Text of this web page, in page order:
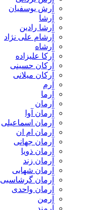
آرش یوسفیان
آرشا
آرشا رادین
آرشام علی نژاد
آرشاه
آرکا علیزاده
آرکان حسینی
آرکان میلانی
آرم
آرما
آرمان
آرمان آوا
آرمان اسماعیلی
آرمان ام ان
آرمان جهانی
آرمان ذویا
آرمان زند
آرمان شهابی
آرمان گرشاسبی
آرمان واحدی
آرمن